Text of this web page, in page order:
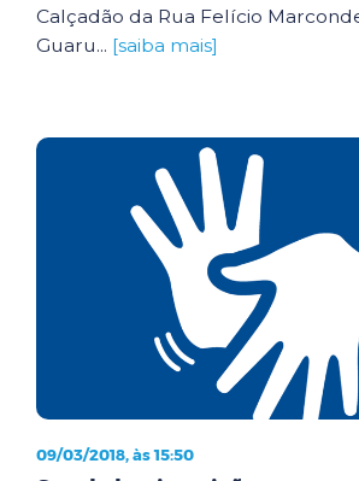
Calçadão da Rua Felício
Guaru... [saiba mais]
09/03/2018, às 15:50